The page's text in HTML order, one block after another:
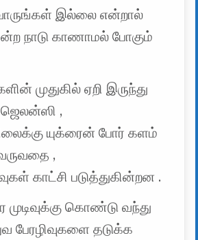
இல்லை என்றால்
நாடு காணாமல் போகும்
முதுகில் ஏறி இருந்து
ஜெலன்ஸி ,
யுக்ரைன் போர் களம்
,
காட்சி படுத்துகின்றன .
முடிவுக்கு கொண்டு வந்து
பேரழிவுகளை தடுக்க